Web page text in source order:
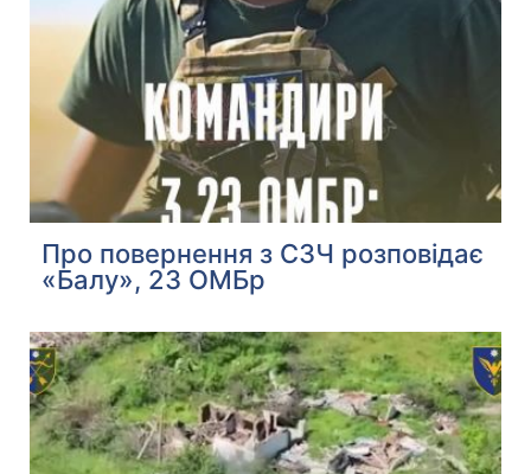
Про повернення з СЗЧ розповідає
«Балу», 23 ОМБр